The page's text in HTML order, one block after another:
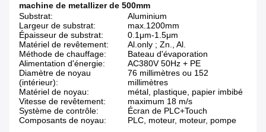
machine de metallizer de 500mm
Substrat:
Aluminium
Largeur de substrat:
max.1200mm
Épaisseur de substrat:
0.1μm-1.5μm
Matériel de revêtement:
Al.only ; Zn., Al.
Méthode de chauffage:
Bateau d'évaporation
Alimentation d'énergie:
AC380V 50Hz + PE
Diamètre de noyau
(intérieur):
76 millimètres ou 152
millimètres
Matériel de noyau:
métal, plastique, papier imbibé
Vitesse de revêtement:
maximum 18 m/s
Système de contrôle:
Écran de PLC+Touch
Composants de noyau:
PLC, moteur, moteur, pompe